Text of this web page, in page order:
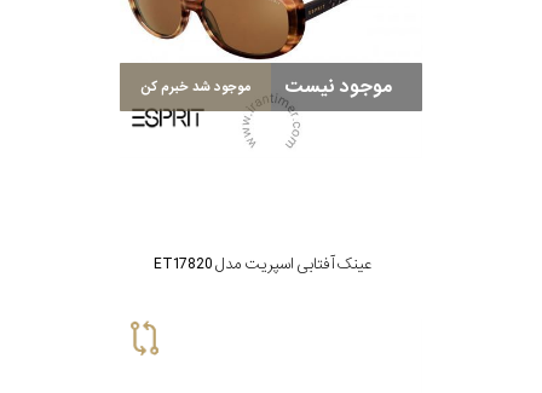
موجود نیست موجود شد خبرم کن
عینک آفتابی اسپریت مدل ET17820